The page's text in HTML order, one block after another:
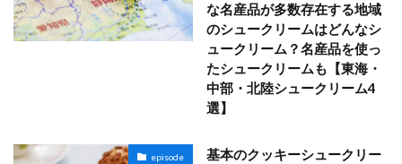
な名産品が多数存在する地域
のシュークリームはどんなシ
ュークリーム？名産品を使っ
たシュークリームも【東海・
中部・北陸シュークリーム4
選】
episode
基本のクッキーシュークリー